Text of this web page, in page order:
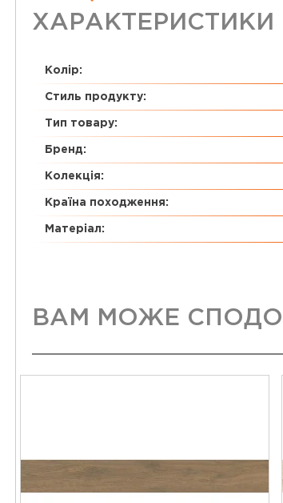
ХАРАКТЕРИСТИКИ
Колір:
Стиль продукту:
Тип товару:
Бренд:
Колекція:
Країна походження:
Матеріал:
ВАМ МОЖЕ